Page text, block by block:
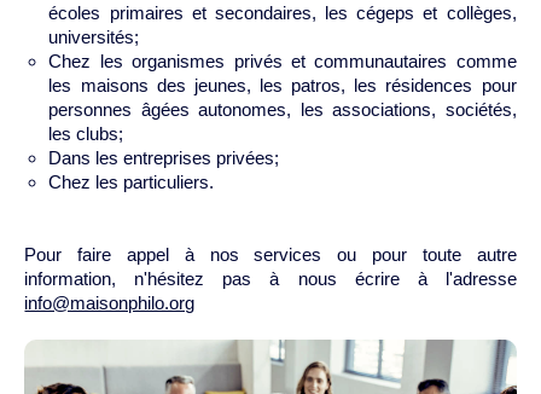
écoles primaires et secondaires, les cégeps et collèges,
universités;
Chez les organismes privés et communautaires comme
les maisons des jeunes, les patros, les résidences pour
personnes âgées autonomes, les associations, sociétés,
les clubs;
Dans les entreprises privées;
Chez les particuliers.
Pour faire appel à nos services ou pour toute autre
information, n'hésitez pas à nous écrire à l'adresse
info@maisonphilo.org